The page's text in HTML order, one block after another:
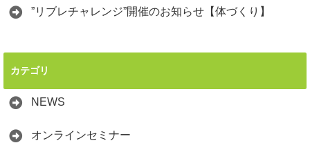
”リブレチャレンジ”開催のお知らせ【体づくり】
カテゴリ
NEWS
オンラインセミナー